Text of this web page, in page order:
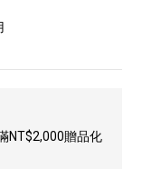
NT$2,000贈品化